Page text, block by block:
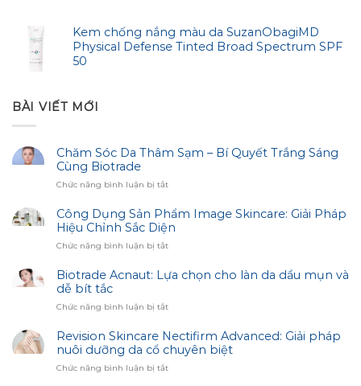
Kem chống nắng màu da SuzanObagiMD
Physical Defense Tinted Broad Spectrum SPF
50
BÀI VIẾT MỚI
Chăm Sóc Da Thâm Sạm – Bí Quyết Trắng Sáng
Cùng Biotrade
Chức năng bình luận bị tắtở
Sóc
Sạm
Bí
Sáng
Biotrade
Công Dụng Sản Phẩm Image Skincare: Giải Pháp
Hiệu Chỉnh Sắc Diện
Chức năng bình luận bị tắtở
Dụng
Sản
Image
Giải
Pháp
Chỉnh
Biotrade Acnaut: Lựa chọn cho làn da dầu mụn và
dễ bít tắc
Chức năng bình luận bị tắtở
Acnaut:
Lựa
chọn
cho
Revision Skincare Nectifirm Advanced: Giải pháp
nuôi dưỡng da cổ chuyên biệt
Chức năng bình luận bị tắtở